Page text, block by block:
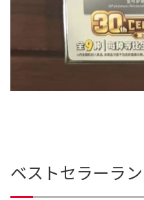
ベストセラーラ